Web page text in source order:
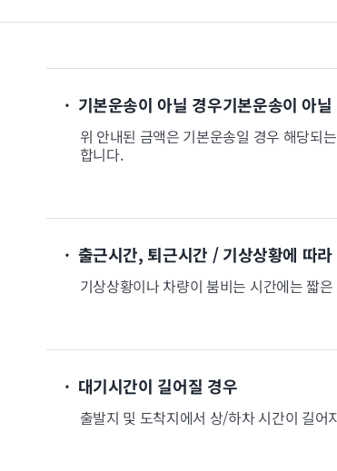
· 기본운송이 아닐 경우기본운송이 아닐
위 안내된 금액은 기본운송일 경우 해당되
합니다.
· 출근시간, 퇴근시간 / 기상상황에 따라
기상상황이나 차량이 붐비는 시간에는 짧
· 대기시간이 길어질 경우
출발지 및 도착지에서 상/하차 시간이 길어